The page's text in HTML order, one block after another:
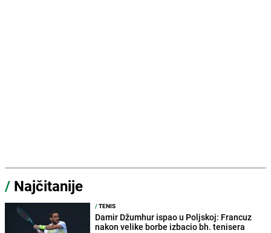
/ Najčitanije
/TENIS
Damir Džumhur ispao u Poljskoj: Francuz
nakon velike borbe izbacio bh. tenisera